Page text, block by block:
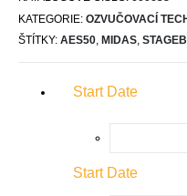
KATEGORIE: OZVUČOVACÍ
ŠTÍTKY: AES50, MIDAS,
Start Date
Start Date